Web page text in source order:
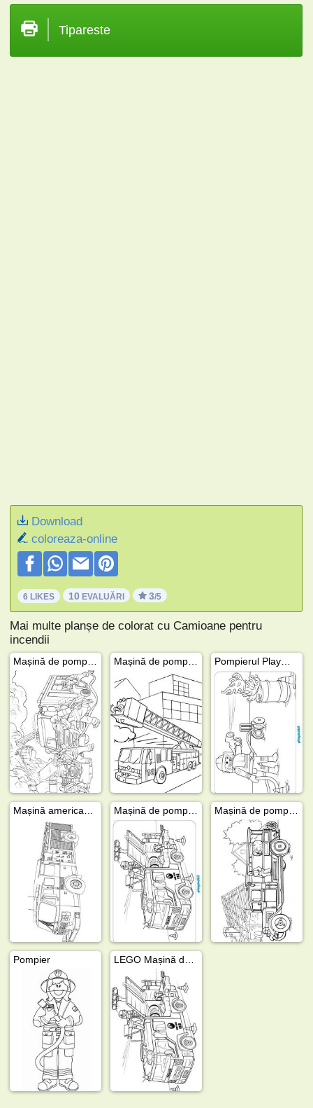
Tipareste
Download
coloreaza-online
6 LIKES 10 EVALUĂRI 3/5
Mai multe planșe de colorat cu Camioane pentru
incendii
Pompier